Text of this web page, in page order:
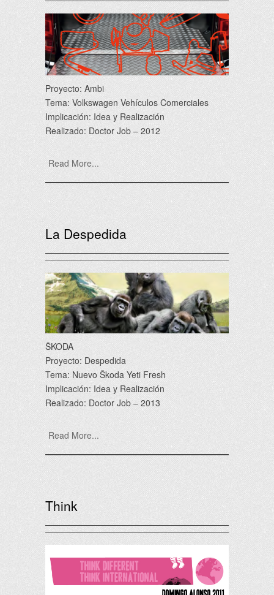
Proyecto: Ambi
Tema: Volkswagen Vehículos Comerciales
Implicación: Idea y Realización
Realizado: Doctor Job – 2012
Read More...
La Despedida
ŠKODA
Proyecto: Despedida
Tema: Nuevo Škoda Yeti Fresh
Implicación: Idea y Realización
Realizado: Doctor Job – 2013
Read More...
Think